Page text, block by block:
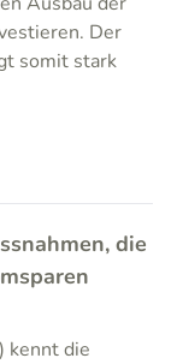
Der
somit stark
die
kennt die